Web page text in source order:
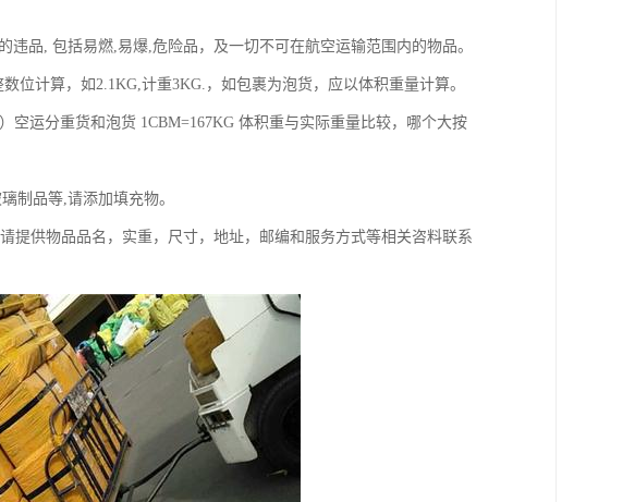
品, 包括易燃,易爆,危险品，及一切不可在航空运输范围内的物品。
位计算，如2.1KG,计重3KG.，如包裹为泡货，应以体积重量计算。
空运分重货和泡货 1CBM=167KG 体积重与实际重量比较，哪个大按
制品等,请添加填充物。
提供物品品名，实重，尺寸，地址，邮编和服务方式等相关咨料联系